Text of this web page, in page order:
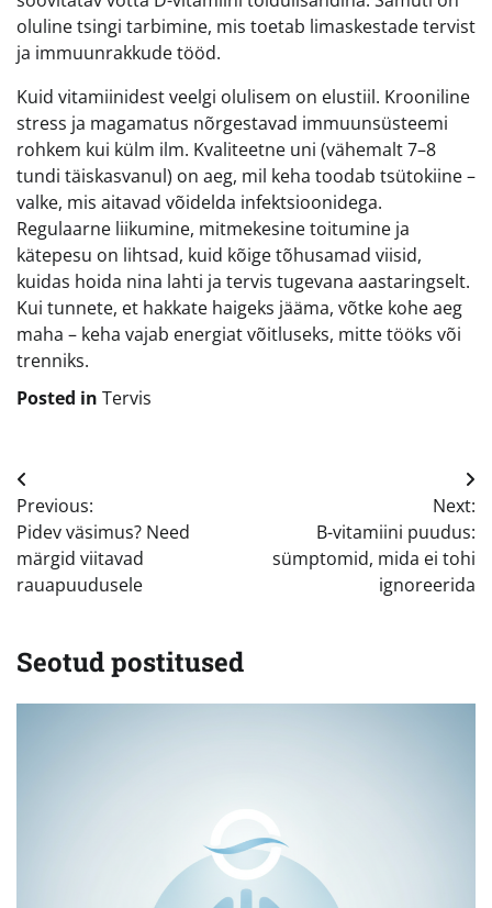
oluline tsingi tarbimine, mis toetab limaskestade tervist
ja immuunrakkude tööd.
Kuid vitamiinidest veelgi olulisem on elustiil. Krooniline
stress ja magamatus nõrgestavad immuunsüsteemi
rohkem kui külm ilm. Kvaliteetne uni (vähemalt 7–8
tundi täiskasvanul) on aeg, mil keha toodab tsütokiine –
valke, mis aitavad võidelda infektsioonidega.
Regulaarne liikumine, mitmekesine toitumine ja
kätepesu on lihtsad, kuid kõige tõhusamad viisid,
kuidas hoida nina lahti ja tervis tugevana aastaringselt.
Kui tunnete, et hakkate haigeks jääma, võtke kohe aeg
maha – keha vajab energiat võitluseks, mitte tööks või
trenniks.
Posted in Tervis
Navigeerimine
Previous:
Pidev väsimus? Need
märgid viitavad
rauapuudusele
Next:
B-vitamiini puudus:
sümptomid, mida ei tohi
ignoreerida
Seotud postitused